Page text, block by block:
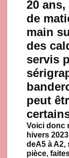
20
de
main
des
servis
peut
Voici donc
hivers
deA5 à A2,
pièce,